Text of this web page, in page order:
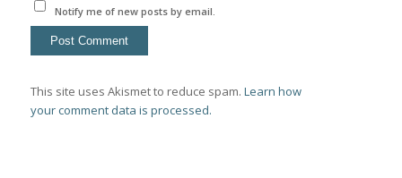
Notify me of new posts by email.
This site uses Akismet to reduce spam. Learn how
your comment data is processed.